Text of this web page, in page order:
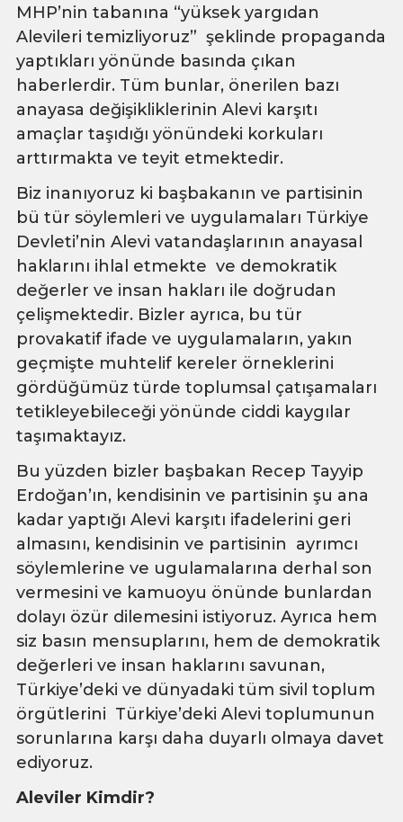
MHP’nin tabanına “yüksek yargıdan
Alevileri temizliyoruz” şeklinde propaganda
yaptıkları yönünde basında çıkan
haberlerdir. Tüm bunlar, önerilen bazı
anayasa değişikliklerinin Alevi karşıtı
amaçlar taşıdığı yönündeki korkuları
arttırmakta ve teyit etmektedir.
Biz inanıyoruz ki başbakanın ve partisinin
bü tür söylemleri ve uygulamaları Türkiye
Devleti’nin Alevi vatandaşlarının anayasal
haklarını ihlal etmekte ve demokratik
değerler ve insan hakları ile doğrudan
çelişmektedir. Bizler ayrıca, bu tür
provakatif ifade ve uygulamaların, yakın
geçmişte muhtelif kereler örneklerini
gördüğümüz türde toplumsal çatışamaları
tetikleyebileceği yönünde ciddi kaygılar
taşımaktayız.
Bu yüzden bizler başbakan Recep Tayyip
Erdoğan’ın, kendisinin ve partisinin şu ana
kadar yaptığı Alevi karşıtı ifadelerini geri
almasını, kendisinin ve partisinin ayrımcı
söylemlerine ve ugulamalarına derhal son
vermesini ve kamuoyu önünde bunlardan
dolayı özür dilemesini istiyoruz. Ayrıca hem
siz basın mensuplarını, hem de demokratik
değerleri ve insan haklarını savunan,
Türkiye’deki ve dünyadaki tüm sivil toplum
örgütlerini Türkiye’deki Alevi toplumunun
sorunlarına karşı daha duyarlı olmaya davet
ediyoruz.
Aleviler Kimdir?